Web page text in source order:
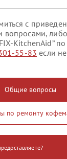
с
вопросами,
KitchenAid”
55-83 если
Общие вопросы
по ремонту